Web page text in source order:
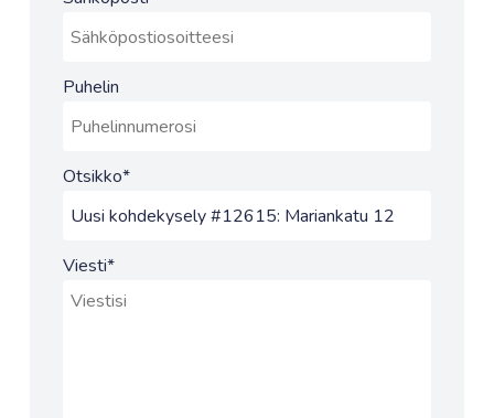
Puhelin
Otsikko*
Viesti*